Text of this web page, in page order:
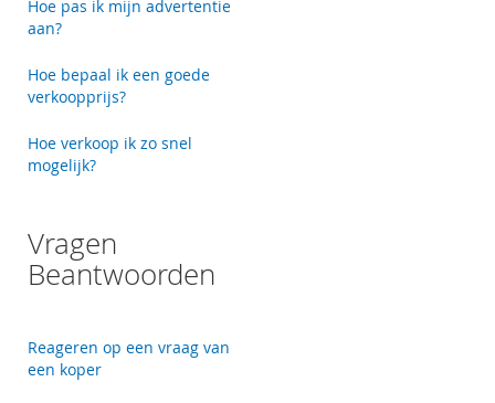
Hoe pas ik mijn advertentie
aan?
Hoe bepaal ik een goede
verkoopprijs?
Hoe verkoop ik zo snel
mogelijk?
Vragen
Beantwoorden
Reageren op een vraag van
een koper